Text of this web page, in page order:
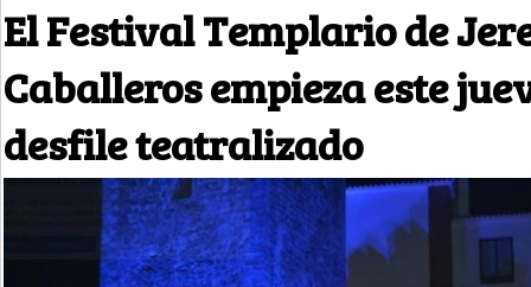
El Festival Templario de
Caballeros empieza este
desfile teatralizado